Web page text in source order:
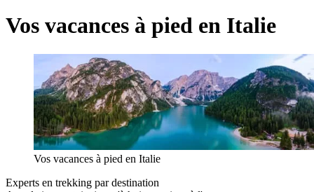
Vos vacances à pied en Italie
Vos vacances à pied en Italie
Experts en trekking par destination